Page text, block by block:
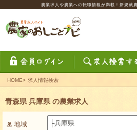
農業求人や農業への転職情報が満載！新規就
HOME> 求人情報検索
青森県 兵庫県 の農業求人
地域